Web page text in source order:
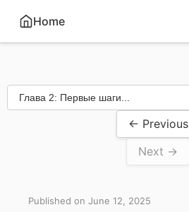
Home
← Previous
Next →
Published on June 12, 2025